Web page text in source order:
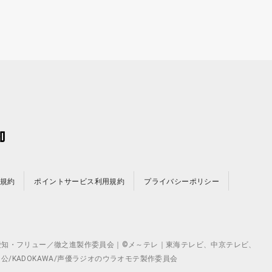
約 ポイントサービス利用規約 プライバシーポリシー
フリュー／徹之進製作委員会｜©メ～テレ｜東海テレビ、中京テレビ、
/KADOKAWA/声優ラジオのウラオモテ製作委員会